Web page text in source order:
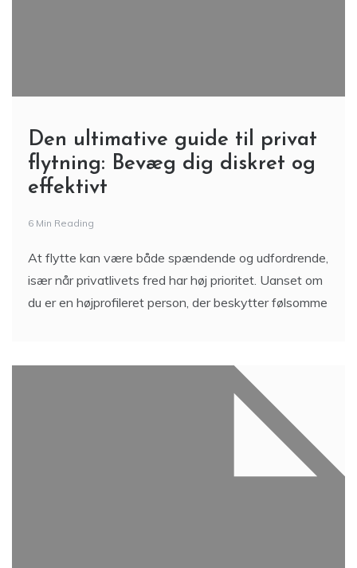
Den ultimative guide til privat
flytning: Bevæg dig diskret og
effektivt
6 Min Reading
At flytte kan være både spændende og udfordrende,
især når privatlivets fred har høj prioritet. Uanset om
du er en højprofileret person, der beskytter følsomme